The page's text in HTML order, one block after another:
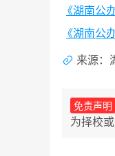
《湖南公
《湖南公
来源：
免责声明
为择校